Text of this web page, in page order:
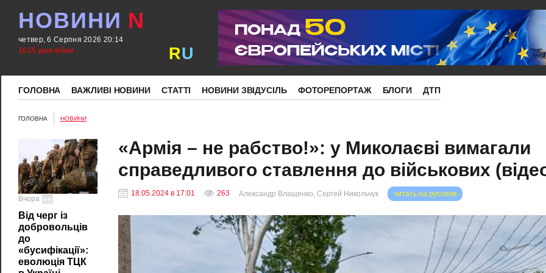
НОВИНИ N
четвер, 6 Серпня 2026 20:14
1625 днів війни
RU
ГОЛОВНА ВАЖЛИВІ НОВИНИ СТАТТІ НОВИНИ ЗВІДУСІЛЬ ФОТОРЕПОРТАЖ БЛОГИ ДТП
ГОЛОВНА НОВИНИ
Вчора
Від черг із
добровольців
до
«бусифікації»:
еволюція ТЦК
«Армія – не рабство!»: у Миколаєві вимагали
справедливого ставлення до військових
18.05.2024 в 17:01 263 читать на русском
Александр Влащенко, Сергей Никольчук